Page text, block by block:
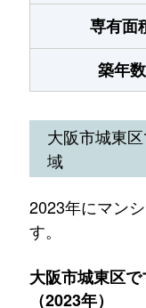
専有面
築年数
大阪市城東
域
2023年にマン
す。
大阪市城東区
（2023年）